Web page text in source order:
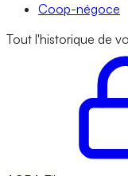
Coop-négoce
Tout l'historique de